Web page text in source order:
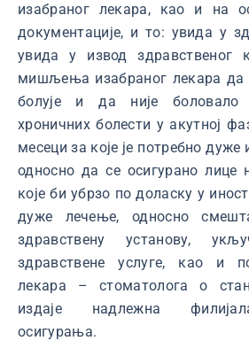
изабраног лекара, као и на
документације, и то: увида у
увида у извод здравственог
мишљења изабраног лекара да
болује и да није
хроничних болести у акутној
месеци за које је потребно
односно да се осигурано лице
које би убрзо по доласку у
дуже лечење, односно
здравствену установу,
здравствене услуге, као и
лекара – стоматолога о
издаје надлежна
осигурања.